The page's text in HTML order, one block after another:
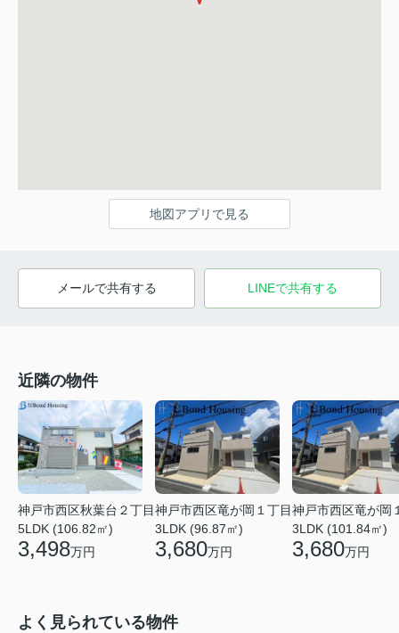
地図アプリで見る
メールで共有する LINEで共有する
近隣の物件
神戸市西区秋葉台２丁目
5LDK (106.82㎡)
3,498万円
神戸市西区竜が岡１丁目
3LDK (96.87㎡)
3,680万円
神戸市西区竜が岡
3LDK (101.84㎡)
3,680万円
よく見られている物件